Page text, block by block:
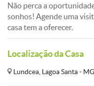
Não perca a
sonhos! Agende uma
casa tem a oferecer.
Localização da Casa
Lundcea, Lagoa Santa - MG